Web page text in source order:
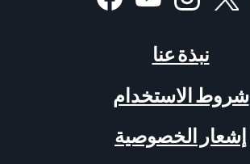
نبذة عنا
شروط الاستخدام
إشعار الخصوصية